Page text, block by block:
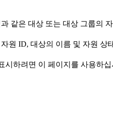
같은 대상 또는 대상 그룹의
원 ID, 대상의 이름 및 자원 상
하려면 이 페이지를 사용하